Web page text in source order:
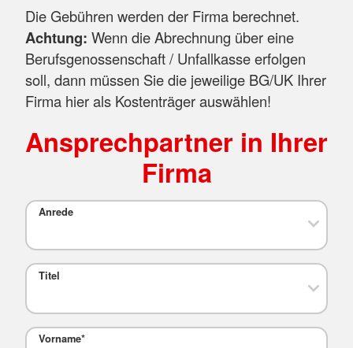
Die Gebühren werden der Firma berechnet.
Achtung: Wenn die Abrechnung über eine
Berufsgenossenschaft / Unfallkasse erfolgen
soll, dann müssen Sie die jeweilige BG/UK Ihrer
Firma hier als Kostenträger auswählen!
Ansprechpartner in Ihrer
Firma
Anrede
Titel
Vorname*